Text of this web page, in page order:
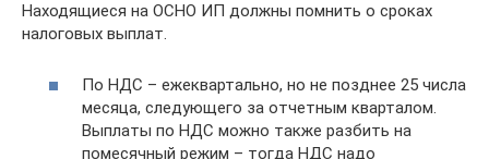
Находящиеся на ОСНО ИП должны помнить о сроках
налоговых выплат.
По НДС – ежеквартально, но не позднее 25 числа
месяца, следующего за отчетным кварталом.
Выплаты по НДС можно также разбить на
помесячный режим – тогда НДС надо